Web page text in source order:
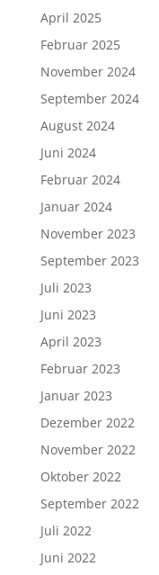
April 2025
Februar 2025
November 2024
September 2024
August 2024
Juni 2024
Februar 2024
Januar 2024
November 2023
September 2023
Juli 2023
Juni 2023
April 2023
Februar 2023
Januar 2023
Dezember 2022
November 2022
Oktober 2022
September 2022
Juli 2022
Juni 2022